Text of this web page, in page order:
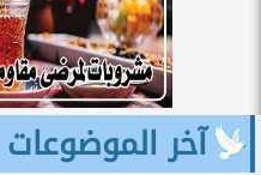
آخر الموضوعات